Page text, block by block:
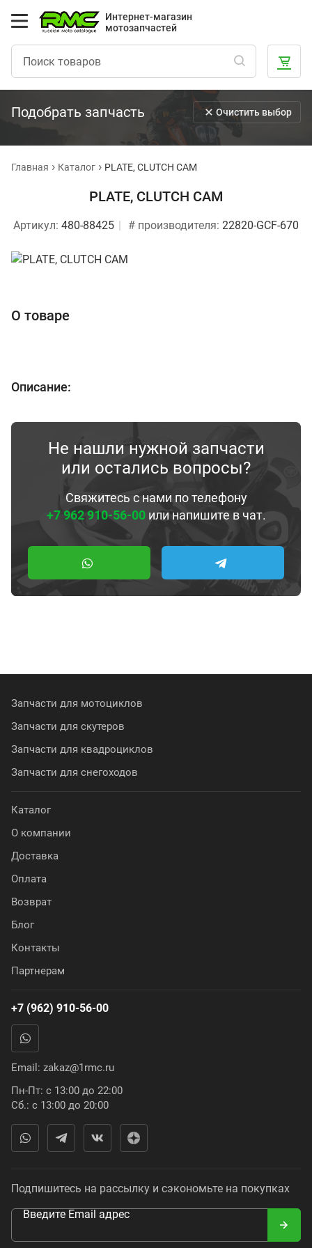
Интернет-магазин
мотозапчастей
Подобрать запчасть Очистить выбор
Главная Каталог PLATE, CLUTCH CAM
PLATE, CLUTCH CAM
Артикул: 480-88425 # производителя: 22820-GCF-670
О товаре
Описание:
Не нашли нужной запчасти
или остались вопросы?
Свяжитесь с нами по телефону
+7 962 910-56-00или напишите в чат.
Запчасти для мотоциклов
Запчасти для скутеров
Запчасти для квадроциклов
Запчасти для снегоходов
Каталог
О компании
Доставка
Оплата
Возврат
Блог
Контакты
Партнерам
+7 (962) 910-56-00
Email: zakaz@1rmc.ru
Пн-Пт: с 13:00 до 22:00
Сб.: с 13:00 до 20:00
Подпишитесь на рассылку и сэкономьте на покупках
Введите Email адрес